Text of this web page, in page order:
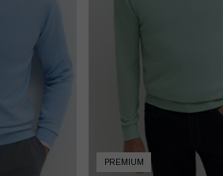
PREMIUM